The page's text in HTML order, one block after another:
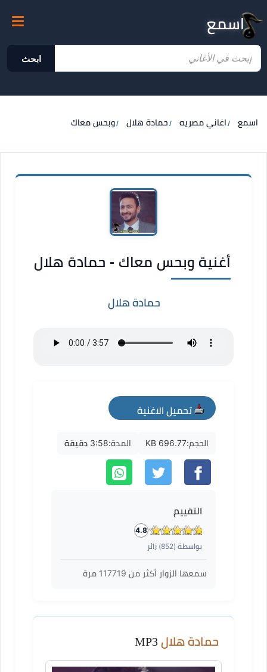
اسمع
ابحث
اسمع اغاني مصريه حمادة هلال وبحس معاك
أغنية وبحس معاك - حمادة هلال
حمادة هلال
تحميل الاغنية
mp3
الحجم:696.77 KB المدة:3:58 دقيقة
التقييم
4.8
بواسطة (852) زائر
سمعها الزوار أكثر من 117719 مرة
حمادة هلال